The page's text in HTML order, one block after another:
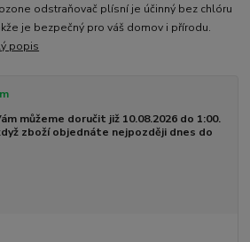
odstraňovač plísní je účinný bez chlóru
je bezpečný pro váš domov i přírodu.
popis
můžeme doručit již 10.08.2026 do 1:00.
zboží objednáte nejpozději dnes do